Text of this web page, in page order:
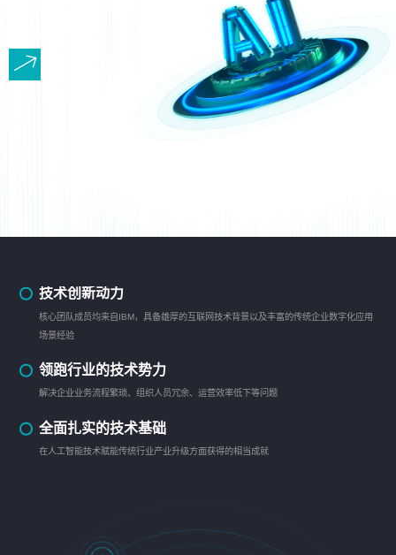
技术创新动力
核心团队成员均来自IBM，具备雄厚的互联网技术背景以及丰富的传统企业数字化应用
场景经验
领跑行业的技术势力
解决企业业务流程繁琐、组织人员冗余、运营效率低下等问题
全面扎实的技术基础
在人工智能技术赋能传统行业产业升级方面获得的相当成就